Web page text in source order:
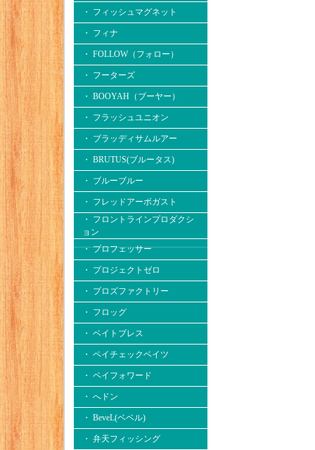
・ フィッシュマグネット
・ フィナ
・ FOLLOW（フォロー）
・ フーターズ
・ BOOYAH（ブーヤー）
・ フラッシュユニオン
・ ブラッディサムルアー
・ BRUTUS(ブルータス)
・ ブルーブルー
・ フレッドアーボガスト
・ フロントラインプロダクシ
ョン
・ プロフェッサー
・ プロジェクトゼロ
・ プロズファクトリー
・ フロッグ
・ ベイトブレス
・ ペイチェックベイツ
・ ペイフォワード
・ へドン
・ BeveL(ベベル)
・ 弁天フィッシング